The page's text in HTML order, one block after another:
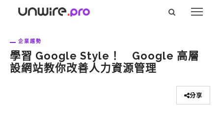
企業趨勢
學習 Google Style！ Google 高層
設網站教你改善人力資源管理
分享